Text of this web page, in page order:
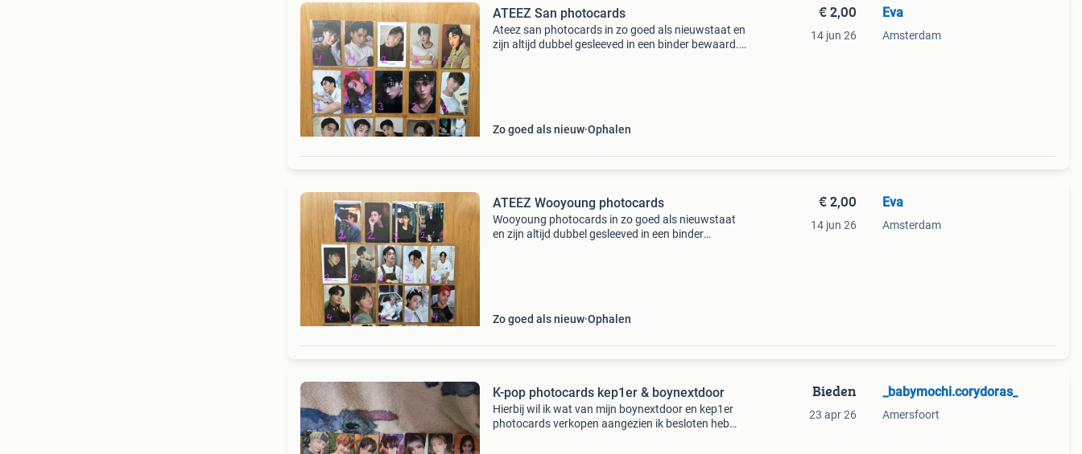
ATEEZ San photocards
Ateez san photocards in zo goed als nieuwstaat en
zijn altijd dubbel gesleeved in een binder bewaard.
Zo goed als nieuw Ophalen
€ 2,00
14 jun 26
Eva
Amsterdam
ATEEZ Wooyoung photocards
Wooyoung photocards in zo goed als nieuwstaat
en zijn altijd dubbel gesleeved in een binder
Zo goed als nieuw Ophalen
€ 2,00
14 jun 26
Eva
Amsterdam
K-pop photocards kep1er & boynextdoor
Hierbij wil ik wat van mijn boynextdoor en kep1er
photocards verkopen aangezien ik besloten heb
Bieden
23 apr 26
_babymochi.corydoras_
Amersfoort